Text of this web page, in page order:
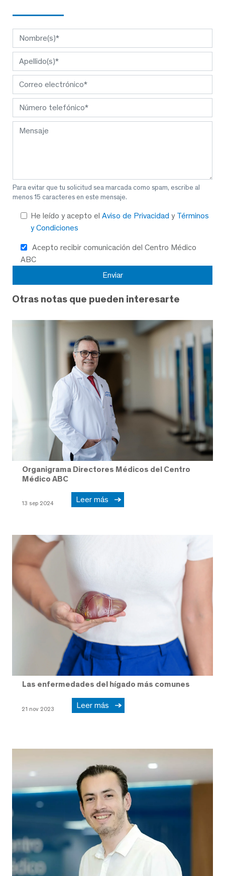
Para evitar que tu solicitud sea marcada como spam, escribe al
menos 15 caracteres en este mensaje.
He leído y acepto el Aviso de Privacidad y Términos
y Condiciones
Acepto recibir comunicación del Centro Médico
ABC
Otras notas que pueden interesarte
Organigrama Directores Médicos del Centro
Médico ABC
13 sep 2024 Leer más
Las enfermedades del hígado más comunes
21 nov 2023 Leer más